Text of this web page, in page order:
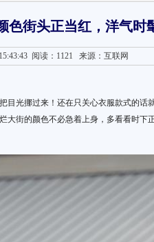
色街头正当红，洋气时
阅读：1121 来源：互联网
目光挪过来！还在只关心衣服款式的话
大街的颜色不必急着上身，多看看时下